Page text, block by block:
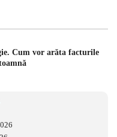
Cum vor arăta facturile